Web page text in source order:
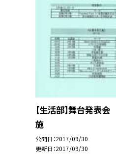
【生活部】舞台発表
施
公開日 2017/09/30
更新日 2017/09/30